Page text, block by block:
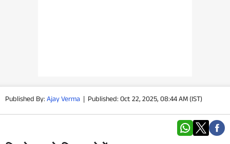
Published By:Ajay Verma | Published: Oct 22, 2025, 08:44 AM (IST)